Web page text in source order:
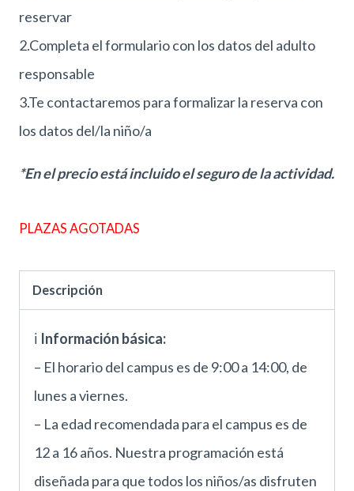
reservar
2.Completa el formulario con los datos del adulto
responsable
3.Te contactaremos para formalizar la reserva con
los datos del/la niño/a
*En el precio está incluido el seguro de la actividad.
PLAZAS AGOTADAS
Descripción
ℹ Información básica:
– El horario del campus es de 9:00 a 14:00, de
lunes a viernes.
– La edad recomendada para el campus es de
12 a 16 años. Nuestra programación está
diseñada para que todos los niños/as disfruten